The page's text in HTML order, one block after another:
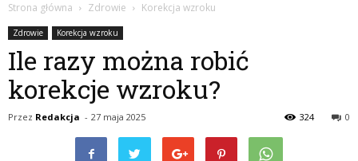
Strona główna Zdrowie Korekcja wzroku
Zdrowie Korekcja wzroku
Ile razy można robić
korekcje wzroku?
Przez Redakcja - 27 maja 2025 0
324